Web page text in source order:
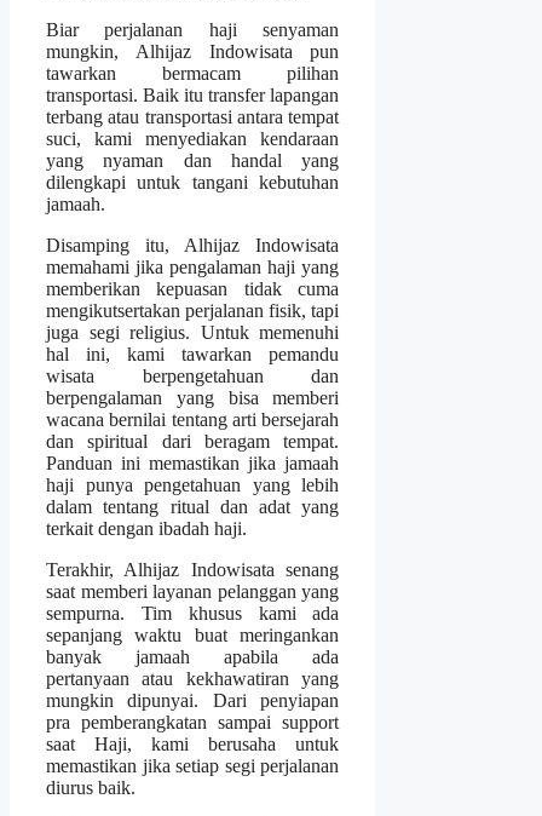
Biar perjalanan haji senyaman
mungkin, Alhijaz Indowisata pun
tawarkan bermacam pilihan
transportasi. Baik itu transfer lapangan
terbang atau transportasi antara tempat
suci, kami menyediakan kendaraan
yang nyaman dan handal yang
dilengkapi untuk tangani kebutuhan
jamaah.
Disamping itu, Alhijaz Indowisata
memahami jika pengalaman haji yang
memberikan kepuasan tidak cuma
mengikutsertakan perjalanan fisik, tapi
juga segi religius. Untuk memenuhi
hal ini, kami tawarkan pemandu
wisata berpengetahuan dan
berpengalaman yang bisa memberi
wacana bernilai tentang arti bersejarah
dan spiritual dari beragam tempat.
Panduan ini memastikan jika jamaah
haji punya pengetahuan yang lebih
dalam tentang ritual dan adat yang
terkait dengan ibadah haji.
Terakhir, Alhijaz Indowisata senang
saat memberi layanan pelanggan yang
sempurna. Tim khusus kami ada
sepanjang waktu buat meringankan
banyak jamaah apabila ada
pertanyaan atau kekhawatiran yang
mungkin dipunyai. Dari penyiapan
pra pemberangkatan sampai support
saat Haji, kami berusaha untuk
memastikan jika setiap segi perjalanan
diurus baik.